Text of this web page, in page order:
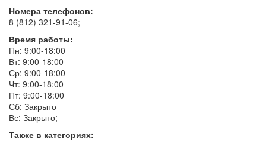
Номера телефонов:
8 (812) 321-91-06;
Время работы:
Пн: 9:00-18:00
Вт: 9:00-18:00
Ср: 9:00-18:00
Чт: 9:00-18:00
Пт: 9:00-18:00
Сб: Закрыто
Вс: Закрыто;
Также в категориях: